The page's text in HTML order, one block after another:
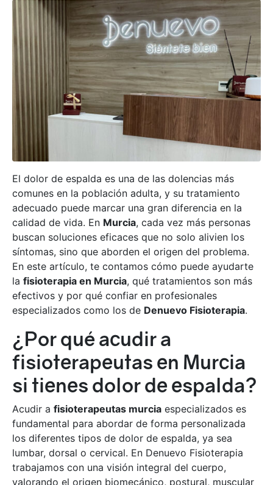
El dolor de espalda es una de las dolencias más
comunes en la población adulta, y su tratamiento
adecuado puede marcar una gran diferencia en la
calidad de vida. En Murcia, cada vez más personas
buscan soluciones eficaces que no solo alivien los
síntomas, sino que aborden el origen del problema.
En este artículo, te contamos cómo puede ayudarte
la fisioterapia en Murcia, qué tratamientos son más
efectivos y por qué confiar en profesionales
especializados como los de Denuevo Fisioterapia.
¿Por qué acudir a
fisioterapeutas en Murcia
si tienes dolor de espalda?
Acudir a fisioterapeutas murcia especializados es
fundamental para abordar de forma personalizada
los diferentes tipos de dolor de espalda, ya sea
lumbar, dorsal o cervical. En Denuevo Fisioterapia
trabajamos con una visión integral del cuerpo,
valorando el origen biomecánico, postural, muscular